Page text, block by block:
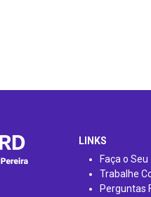
LINKS
Faça o Seu
Trabalhe
Perguntas